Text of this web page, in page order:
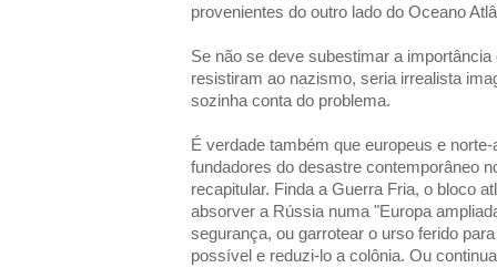
provenientes do outro lado do Oceano
Se não se deve subestimar a
resistiram ao nazismo, seria irrealista
sozinha conta do problema.
É verdade também que europeus e
fundadores do desastre contemporâneo
recapitular. Finda a Guerra Fria, o bloco
absorver a Rússia numa "Europa
segurança, ou garrotear o urso ferido
possível e reduzi-lo a colônia. Ou